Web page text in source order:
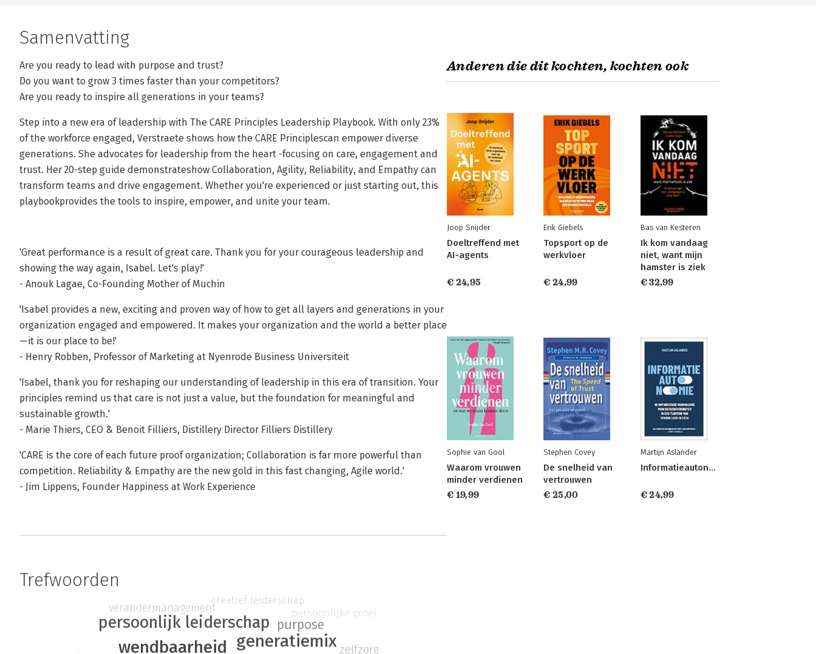
Samenvatting
Are you ready to lead with purpose and trust?
Do you want to grow 3 times faster than your competitors?
Are you ready to inspire all generations in your teams?
Step into a new era of leadership with The CARE Principles Leadership Playbook. With only 23%
of the workforce engaged, Verstraete shows how the CARE Principlescan empower diverse
generations. She advocates for leadership from the heart -focusing on care, engagement and
trust. Her 20-step guide demonstrateshow Collaboration, Agility, Reliability, and Empathy can
transform teams and drive engagement. Whether you're experienced or just starting out, this
playbookprovides the tools to inspire, empower, and unite your team.
'Great performance is a result of great care. Thank you for your courageous leadership and
showing the way again, Isabel. Let's play!'
- Anouk Lagae, Co-Founding Mother of Muchin
'Isabel provides a new, exciting and proven way of how to get all layers and generations in your
organization engaged and empowered. It makes your organization and the world a better place
—it is our place to be!'
- Henry Robben, Professor of Marketing at Nyenrode Business Universiteit
'Isabel, thank you for reshaping our understanding of leadership in this era of transition. Your
principles remind us that care is not just a value, but the foundation for meaningful and
sustainable growth.'
- Marie Thiers, CEO & Benoit Filliers, Distillery Director Filliers Distillery
'CARE is the core of each future proof organization; Collaboration is far more powerful than
competition. Reliability & Empathy are the new gold in this fast changing, Agile world.'
- Jim Lippens, Founder Happiness at Work Experience
Trefwoorden
wendbaarheid generatiemix
persoonlijk leiderschap purpose
zelfzorg
verandermanagement
creatief leiderschap
persoonlijke groei
Anderen die dit kochten, kochten ook
Joop Snijder
Doeltreffend met
AI-agents
€ 24,95
Erik Giebels
Topsport op de
werkvloer
€ 24,99
Bas van Kesteren
Ik kom vandaag
niet, want mijn
hamster is ziek
€ 32,99
Sophie van Gool
Waarom vrouwen
minder verdienen
€ 19,99
Stephen Covey
De snelheid van
vertrouwen
€ 25,00
Martijn Aslander
Informatieautonomie
€ 24,99